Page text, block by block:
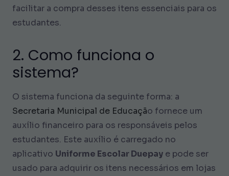
facilitar a compra desses itens essenciais para os
estudantes.
2. Como funciona o
sistema?
O sistema funciona da seguinte forma: a
Secretaria Municipal de Educação fornece um
auxílio financeiro para os responsáveis pelos
estudantes. Este auxílio é carregado no
aplicativo Uniforme Escolar Duepay e pode ser
usado para adquirir os itens necessários em lojas